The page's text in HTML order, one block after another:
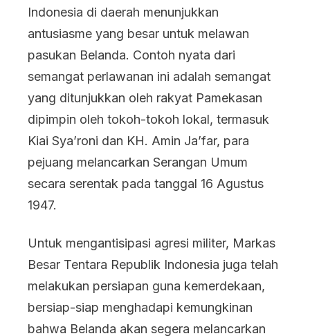
Indonesia di daerah menunjukkan
antusiasme yang besar untuk melawan
pasukan Belanda. Contoh nyata dari
semangat perlawanan ini adalah semangat
yang ditunjukkan oleh rakyat Pamekasan
dipimpin oleh tokoh-tokoh lokal, termasuk
Kiai Sya’roni dan KH. Amin Ja’far, para
pejuang melancarkan Serangan Umum
secara serentak pada tanggal 16 Agustus
1947.
Untuk mengantisipasi agresi militer, Markas
Besar Tentara Republik Indonesia juga telah
melakukan persiapan guna kemerdekaan,
bersiap-siap menghadapi kemungkinan
bahwa Belanda akan segera melancarkan